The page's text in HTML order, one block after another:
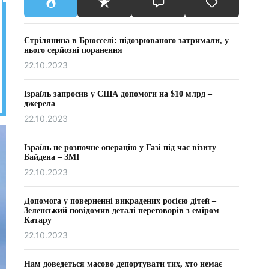
Стрілянина в Брюсселі: підозрюваного затримали, у
нього серйозні поранення
22.10.2023
Ізраїль запросив у США допомоги на $10 млрд –
джерела
22.10.2023
Ізраїль не розпочне операцію у Газі під час візиту
Байдена – ЗМІ
22.10.2023
Допомога у поверненні викрадених росією дітей –
Зеленський повідомив деталі переговорів з еміром
Катару
22.10.2023
Нам доведеться масово депортувати тих, хто немає